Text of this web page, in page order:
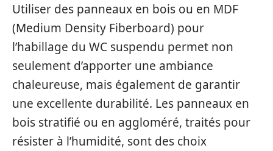
Utiliser des panneaux en bois ou en MDF
(Medium Density Fiberboard) pour
l’habillage du WC suspendu permet non
seulement d’apporter une ambiance
chaleureuse, mais également de garantir
une excellente durabilité. Les panneaux en
bois stratifié ou en aggloméré, traités pour
résister à l’humidité, sont des choix